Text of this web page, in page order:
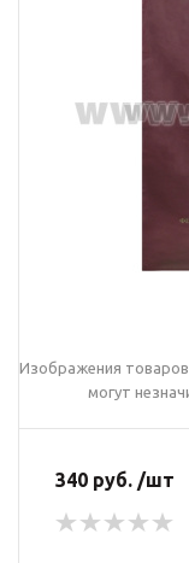
Изображения
могут
340 руб. /шт